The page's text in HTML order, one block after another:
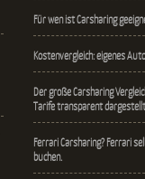
Für wen ist Carsharing
Kostenvergleich: eigenes
Der große Carsharing
Tarife transparent dargestellt
Ferrari Carsharing? Ferrari
buchen.